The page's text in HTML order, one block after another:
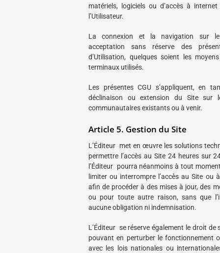
matériels, logiciels ou d’accès à
l’Utilisateur.
La connexion et la navigation sur le
acceptation sans réserve des
d’Utilisation, quelques soient les
terminaux utilisés.
Les présentes CGU s’appliquent, en
déclinaison ou extension du Site sur
communautaires existants ou à venir.
Article 5. Gestion du Site
L’Éditeur met en œuvre les solutions
permettre l’accès au Site 24 heures sur
l’Éditeur pourra néanmoins à tout
limiter ou interrompre l’accès au Site ou
afin de procéder à des mises à jour, des
ou pour toute autre raison, sans que
aucune obligation ni indemnisation.
L’Éditeur se réserve également le droit
pouvant en perturber le fonctionnement
avec les lois nationales ou